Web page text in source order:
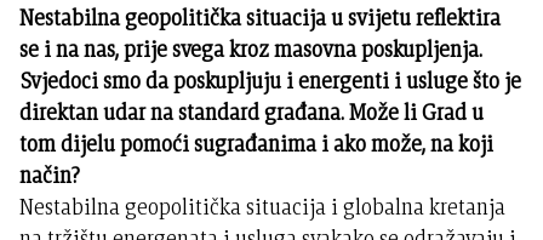
Nestabilna geopolitička situacija u svijetu reflektira
se i na nas, prije svega kroz masovna poskupljenja.
Svjedoci smo da poskupljuju i energenti i usluge što je
direktan udar na standard građana. Može li Grad u
tom dijelu pomoći sugrađanima i ako može, na koji
način?
Nestabilna geopolitička situacija i globalna kretanja